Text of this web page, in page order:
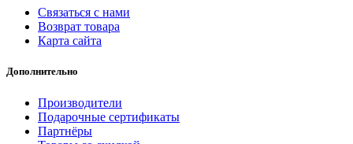
Связаться с нами
Возврат товара
Карта сайта
Дополнительно
Производители
Подарочные сертификаты
Партнёры